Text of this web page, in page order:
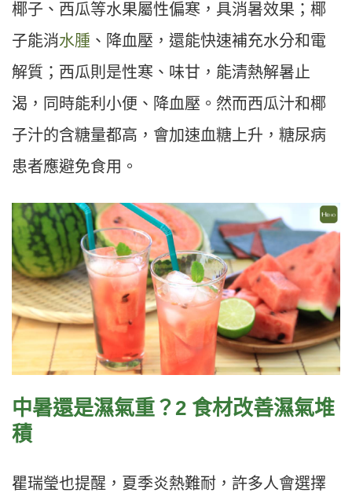
椰子、西瓜等水果屬性偏寒，具消暑效果；椰
子能消水腫 、降血壓，還能快速補充水分和電
解質；西瓜則是性寒、味甘，能清熱解暑止
渴，同時能利小便、降血壓。然而西瓜汁和椰
子汁的含糖量都高，會加速血糖上升，糖尿病
患者應避免食用。
中暑還是濕氣重？2 食材改善濕氣堆
積
瞿瑞瑩也提醒，夏季炎熱難耐，許多人會選擇